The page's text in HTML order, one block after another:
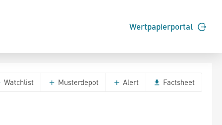
Wertpapierportal
Watchlist Musterdepot Alert Factsheet